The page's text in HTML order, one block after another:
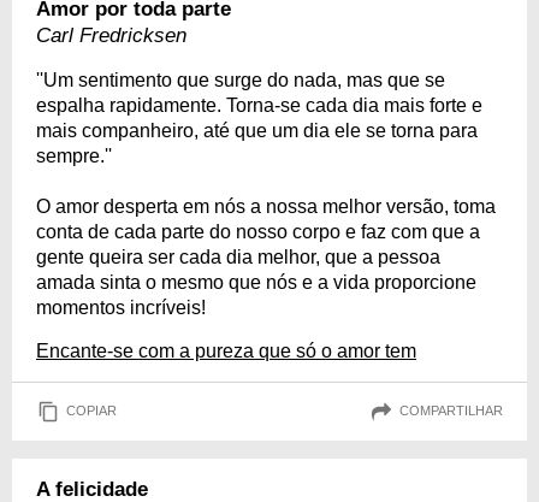
Amor por toda parte
Carl Fredricksen
''Um sentimento que surge do nada, mas que se
espalha rapidamente. Torna-se cada dia mais forte e
mais companheiro, até que um dia ele se torna para
sempre.''
O amor desperta em nós a nossa melhor versão, toma
conta de cada parte do nosso corpo e faz com que a
gente queira ser cada dia melhor, que a pessoa
amada sinta o mesmo que nós e a vida proporcione
momentos incríveis!
Encante-se com a pureza que só o amor tem
COPIAR COMPARTILHAR
A felicidade